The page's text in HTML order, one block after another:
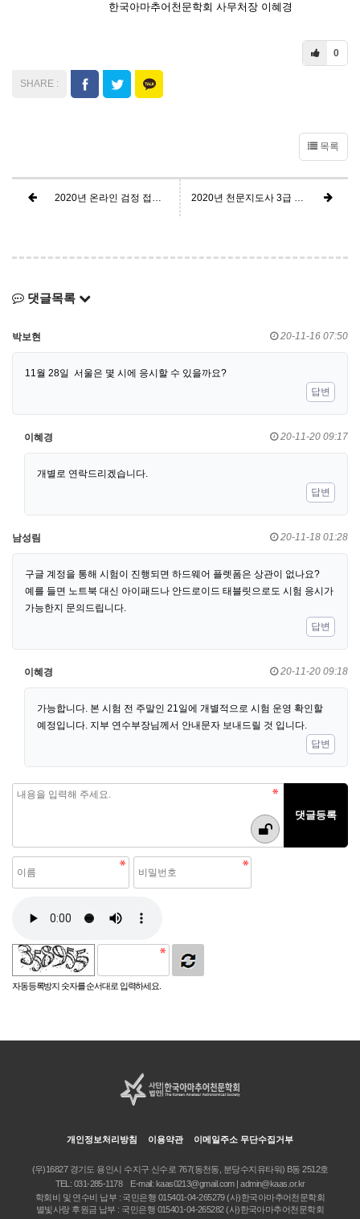
한국아마추어천문학회 사무처장 이혜경
0
목록
2020년 온라인 검정 접속 안내 2020년 천문지도사 3급 검정응시자 명단
댓글목록
박보현 20-11-16 07:50
11월 28일 서울은 몇 시에 응시할 수 있을까요?
답변
이혜경 20-11-20 09:17
개별로 연락드리겠습니다.
답변
남성림 20-11-18 01:28
구글 계정을 통해 시험이 진행되면 하드웨어 플렛폼은 상관이 없나요?
예를 들면 노트북 대신 아이패드나 안드로이드 태블릿으로도 시험 응시가
가능한지 문의드립니다.
답변
이혜경 20-11-20 09:18
가능합니다. 본 시험 전 주말인 21일에 개별적으로 시험 운영 확인할
예정입니다. 지부 연수부장님께서 안내문자 보내드릴 것 입니다.
답변
자동등록방지 숫자를 순서대로 입력하세요.
개인정보처리방침 이용약관 이메일주소 무단수집거부
(우)16827 경기도 용인시 수지구 신수로 767(동천동, 분당수지유타워) B동 2512호
TEL: 031-285-1178 E-mail: kaas0213@gmail.com | admin@kaas.or.kr
학회비 및 연수비 납부 : 국민은행 015401-04-265279 (사)한국아마추어천문학회
별빛사랑 후원금 납부 : 국민은행 015401-04-265282 (사)한국아마추어천문학회